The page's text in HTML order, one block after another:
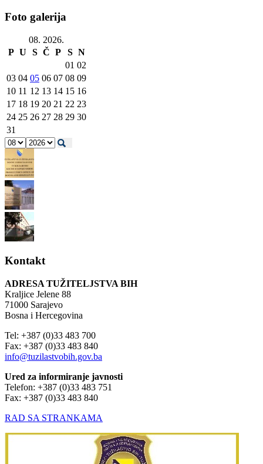
Foto galerija
08. 2026.
P U S Č P S N
01 02
03 04 05 06 07 08 09
10 11 12 13 14 15 16
17 18 19 20 21 22 23
24 25 26 27 28 29 30
31
Kontakt
ADRESA TUŽITELJSTVA BIH
Kraljice Jelene 88
71000 Sarajevo
Bosna i Hercegovina
Tel: +387 (0)33 483 700
Fax: +387 (0)33 483 840
info@tuzilastvobih.gov.ba
Ured za informiranje javnosti
Telefon: +387 (0)33 483 751
Fax: +387 (0)33 483 840
RAD SA STRANKAMA